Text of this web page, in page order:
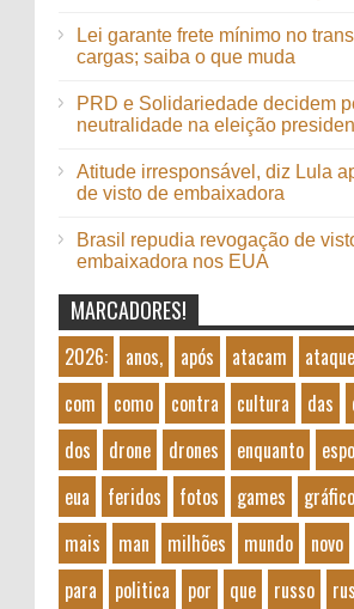
Lei garante frete mínimo no
cargas; saiba o que muda
PRD e Solidariedade decidem
neutralidade na eleição
Atitude irresponsável, diz Lula
de visto de embaixadora
Brasil repudia revogação de
embaixadora nos EUA
MARCADORES!
2026: anos, após atacam ataque
com
como contra cultura das
dos
drone drones enquanto
eua
feridos fotos games
mais
man milhões mundo novo
para
politica por que russo